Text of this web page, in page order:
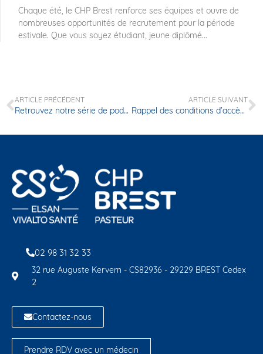
Chaque été, le CHP Brest renforce ses équipes et ouvre de
nombreuses opportunités de recrutement pour la période
estivale. Que vous soyez étudiant, jeune diplômé...
ARTICLE PRÉCÉDENT
Retrouvez notre série de podcasts « Cancer du sein, parlons-en »
ARTICLE SUIVANT
Rappel des conditions d’accès à la clinique par les patients, accompagnants et visiteurs
02 98 31 32 33
32 rue Auguste Kervern - CS82936 - 29229 BREST Cedex
2
Contactez-nous
Prendre RDV avec un médecin